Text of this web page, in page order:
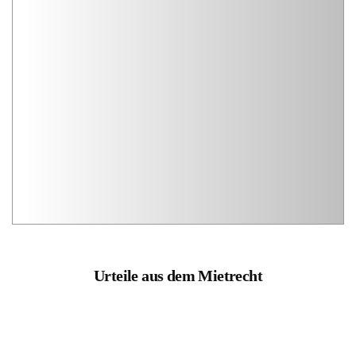
Urteile aus dem Mietrecht